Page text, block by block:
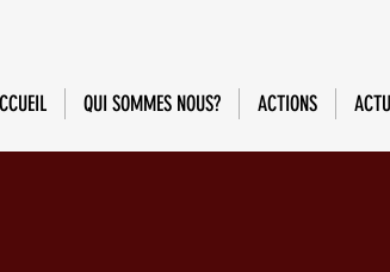
QUI SOMMES NOUS? ACTIONS